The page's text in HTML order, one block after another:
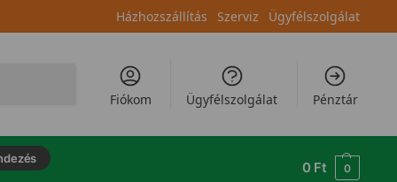
Házhozszállítás Szerviz Ügyfélszolgálat
Fiókom Ügyfélszolgálat Pénztár
0 Ft 0